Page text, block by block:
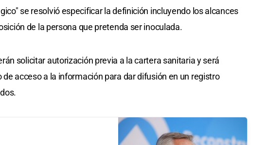
se resolvió especificar la definición incluyendo los alcances
de la persona que pretenda ser inoculada.
solicitar autorización previa a la cartera sanitaria y será
acceso a la información para dar difusión en un registro